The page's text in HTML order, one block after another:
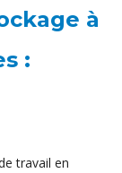
à
:
travail en